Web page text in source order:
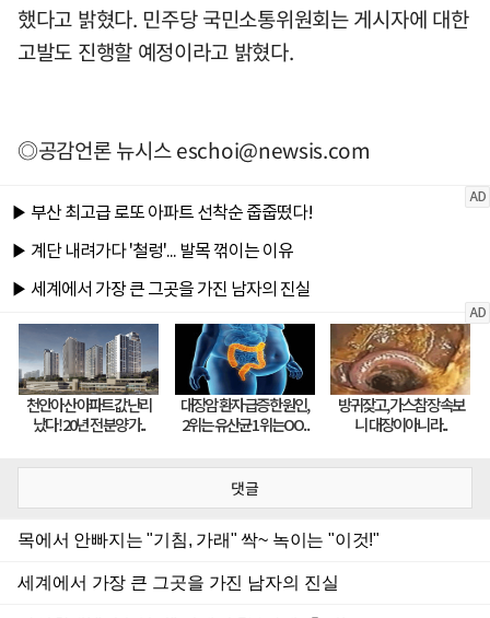
했다고 밝혔다. 민주당 국민소통위원회는 게시자에 대한
고발도 진행할 예정이라고 밝혔다.
◎공감언론 뉴시스eschoi@newsis.com
댓글